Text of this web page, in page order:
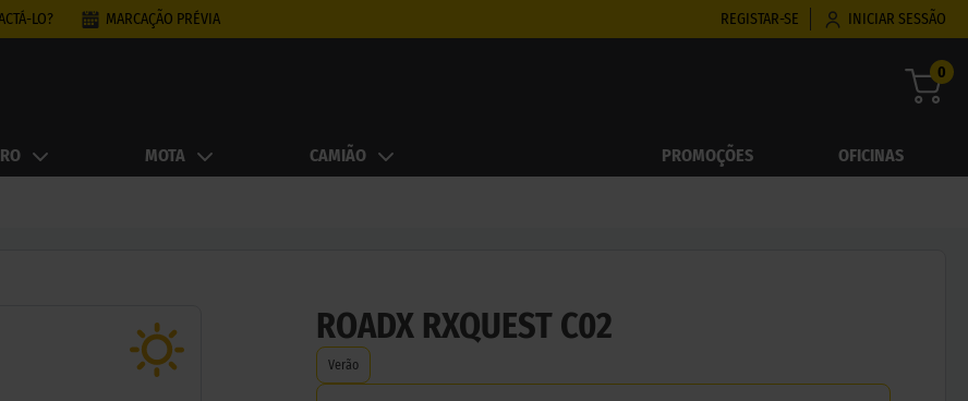
LO? MARCAÇÃO PRÉVIA REGISTAR-SE INICIAR SESSÃO
0
MOTA CAMIÃO PROMOÇÕES OFICINAS
ROADX RXQUEST C02
Verão